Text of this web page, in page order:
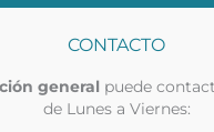
CONTACTO
general puede
de Lunes a Viernes: